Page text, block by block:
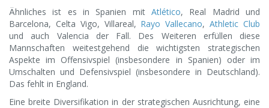
Ähnliches ist es in Spanien mit Atlético, Real Madrid und
Barcelona, Celta Vigo, Villareal, Rayo Vallecano,Athletic Club
und auch Valencia der Fall. Des Weiteren erfüllen diese
Mannschaften weitestgehend die wichtigsten strategischen
Aspekte im Offensivspiel (insbesondere in Spanien) oder im
Umschalten und Defensivspiel (insbesondere in Deutschland).
Das fehlt in England.
Eine breite Diversifikation in der strategischen Ausrichtung, eine